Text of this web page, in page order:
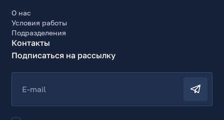
О нас
Условия работы
Подразделения
Контакты
Подписаться на рассылку
E-mail